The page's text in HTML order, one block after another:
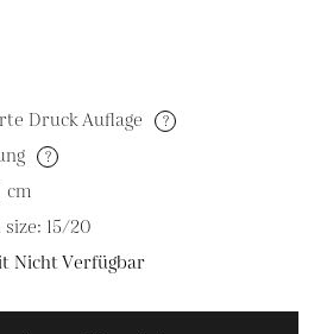
Druck Auflage ?
?
cm
15/20
Nicht Verfügbar